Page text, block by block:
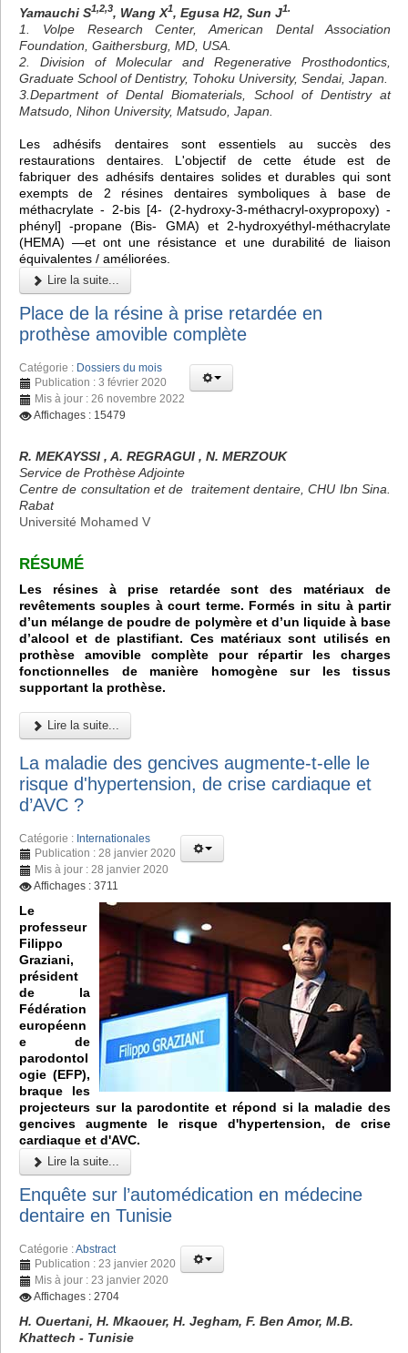
Yamauchi S1,2,3, Wang X1, Egusa H2, Sun J1.
1. Volpe Research Center, American Dental Association
Foundation, Gaithersburg, MD, USA.
2. Division of Molecular and Regenerative Prosthodontics,
Graduate School of Dentistry, Tohoku University, Sendai, Japan.
3.Department of Dental Biomaterials, School of Dentistry at
Matsudo, Nihon University, Matsudo, Japan.
Les adhésifs dentaires sont essentiels au succès des
restaurations dentaires. L'objectif de cette étude est de
fabriquer des adhésifs dentaires solides et durables qui sont
exempts de 2 résines dentaires symboliques à base de
méthacrylate - 2-bis [4- (2-hydroxy-3-méthacryl-oxypropoxy) -
phényl] -propane (Bis- GMA) et 2-hydroxyéthyl-méthacrylate
(HEMA) —et ont une résistance et une durabilité de liaison
équivalentes / améliorées.
Lire la suite...
Place de la résine à prise retardée en
prothèse amovible complète
Catégorie : Dossiers du mois
Publication : 3 février 2020
Mis à jour : 26 novembre 2022
Affichages : 15479
R. MEKAYSSI , A. REGRAGUI , N. MERZOUK
Service de Prothèse Adjointe
Centre de consultation et de traitement dentaire, CHU Ibn Sina.
Rabat
Université Mohamed V
RÉSUMÉ
Les résines à prise retardée sont des matériaux de
revêtements souples à court terme. Formés in situ à partir
d’un mélange de poudre de polymère et d’un liquide à base
d’alcool et de plastifiant. Ces matériaux sont utilisés en
prothèse amovible complète pour répartir les charges
fonctionnelles de manière homogène sur les tissus
supportant la prothèse.
Lire la suite...
La maladie des gencives augmente-t-elle le
risque d'hypertension, de crise cardiaque et
d’AVC ?
Catégorie : Internationales
Publication : 28 janvier 2020
Mis à jour : 28 janvier 2020
Affichages : 3711
Le
professeur
Filippo
Graziani,
président
de la
Fédération
européenn
e de
parodontol
ogie (EFP),
braque les
projecteurs sur la parodontite et répond si la maladie des
gencives augmente le risque d'hypertension, de crise
cardiaque et d'AVC.
Lire la suite...
Enquête sur l’automédication en médecine
dentaire en Tunisie
Catégorie :Abstract
Publication : 23 janvier 2020
Mis à jour : 23 janvier 2020
Affichages : 2704
H. Ouertani, H. Mkaouer, H. Jegham, F. Ben Amor, M.B.
Khattech - Tunisie